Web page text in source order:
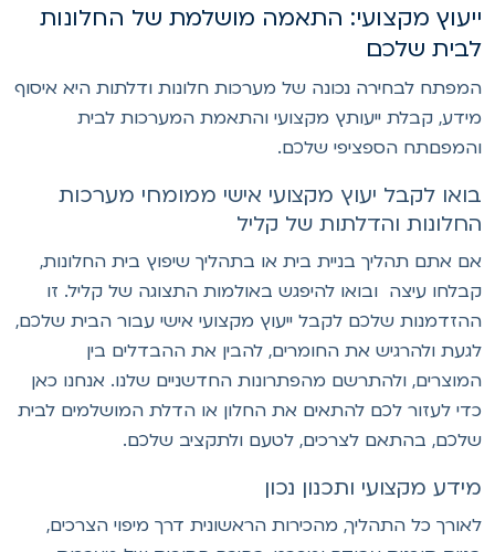
מקצועי: התאמה מושלמת של החלונות
שלכם
לבחירה נכונה של מערכות חלונות ודלתות היא איסוף
קבלת ייעותץ מקצועי והתאמת המערכות לבית
הספציפי שלכם.
לקבל יעוץ מקצועי אישי ממומחי מערכות
והדלתות של קליל
אתם תהליך בניית בית או בתהליך שיפוץ בית החלונות,
עיצה ובואו להיפגש באולמות התצוגה של קליל. זו
שלכם לקבל ייעוץ מקצועי אישי עבור הבית שלכם,
ולהרגיש את החומרים, להבין את ההבדלים בין
ולהתרשם מהפתרונות החדשניים שלנו. אנחנו כאן
לעזור לכם להתאים את החלון או הדלת המושלמים לבית
בהתאם לצרכים, לטעם ולתקציב שלכם.
מקצועי ותכנון נכון
כל התהליך, מהכירות הראשונית דרך מיפוי הצרכים,